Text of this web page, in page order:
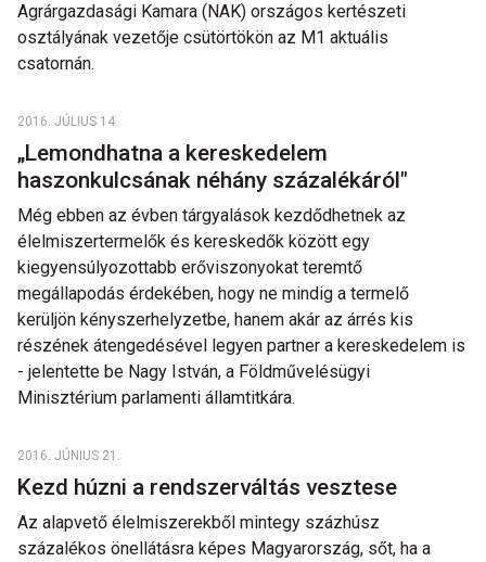
Agrárgazdasági Kamara (NAK) országos kertészeti
osztályának vezetője csütörtökön az M1 aktuális
csatornán.
2016. JÚLIUS 14.
„Lemondhatna a kereskedelem
haszonkulcsának néhány százalékáról"
Még ebben az évben tárgyalások kezdődhetnek az
élelmiszertermelők és kereskedők között egy
kiegyensúlyozottabb erőviszonyokat teremtő
megállapodás érdekében, hogy ne mindig a termelő
kerüljön kényszerhelyzetbe, hanem akár az árrés kis
részének átengedésével legyen partner a kereskedelem is
- jelentette be Nagy István, a Földművelésügyi
Minisztérium parlamenti államtitkára.
2016. JÚNIUS 21.
Kezd húzni a rendszerváltás vesztese
Az alapvető élelmiszerekből mintegy százhúsz
százalékos önellátásra képes Magyarország, sőt, ha a